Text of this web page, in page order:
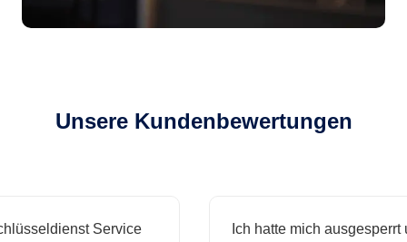
Unsere Kundenbewertungen
Service
Ich hatte mich ausgesperrt